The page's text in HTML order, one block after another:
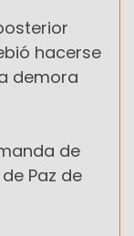
hacerse
demora
de
Paz de